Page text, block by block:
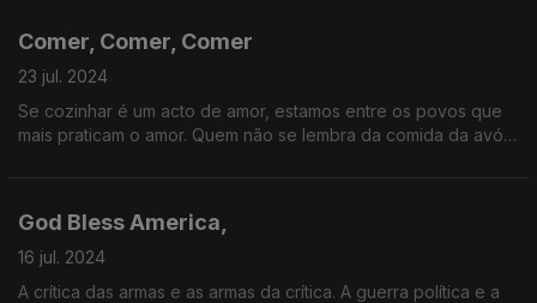
Comer, Comer, Comer
23 jul. 2024
Se cozinhar é um acto de amor, estamos entre os povos que
mais praticam o amor. Quem não se lembra da comida da avó?
God Bless America,
16 jul. 2024
A crítica das armas e as armas da crítica. A guerra política e a